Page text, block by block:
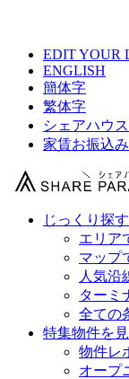
EDIT YOUR
ENGLISH
簡体字
繁体字
シェアハウ
家賃お振込
じっくり探す
エリア
マップ
人気沿
ターミ
全ての
特集物件を
物件レ
オープ